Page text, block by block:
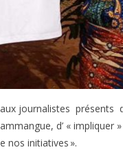
journalistes présents
d’ «
nos initiatives ».